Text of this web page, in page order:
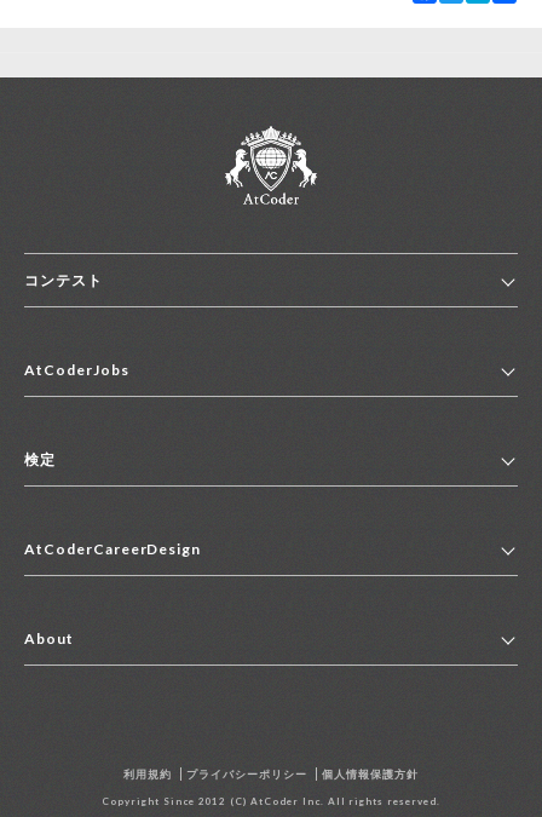
コンテスト
コンテスト一覧
便利リンク集
AtCoderJobs
2027年新卒採用求人一覧
中途採用求人一覧
その他求人一覧
検定
マイページ
AtCoderCareerDesign
About
Copyright Since 2012 (C) AtCoder Inc. All rights reserved.
利用規約 プライバシーポリシー 個人情報保護方針